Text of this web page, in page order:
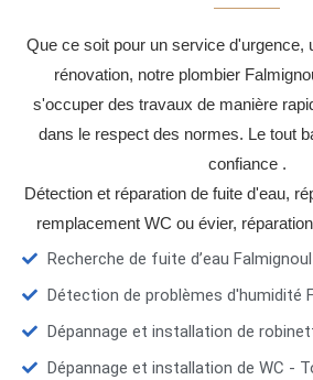
Que ce soit pour un service d'urgence,
rénovation, notre plombier
s'occuper des travaux de manière
dans le respect des normes. Le tout
confiance .
Détection et réparation de fuite d'eau,
remplacement WC ou évier,
Recherche de fuite d’eau Falmignoul
Détection de problèmes d'humidité
Dépannage et installation de
Dépannage et installation de WC -